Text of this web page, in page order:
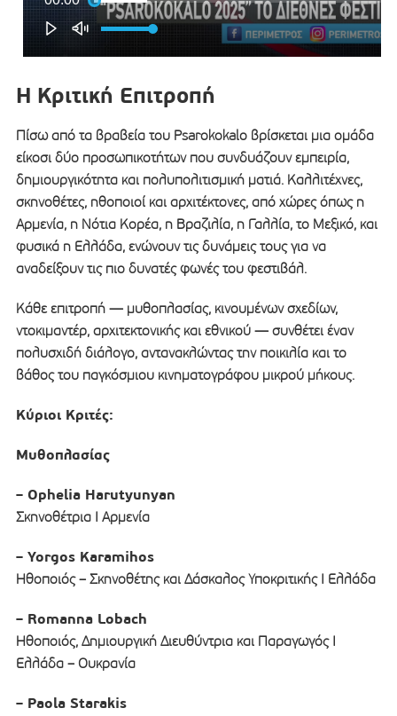
Η Κριτική Επιτροπή
Πίσω από τα βραβεία του Psarokokalo βρίσκεται μια ομάδα
είκοσι δύο προσωπικοτήτων που συνδυάζουν εμπειρία,
δημιουργικότητα και πολυπολιτισμική ματιά. Καλλιτέχνες,
σκηνοθέτες, ηθοποιοί και αρχιτέκτονες, από χώρες όπως η
Αρμενία, η Νότια Κορέα, η Βραζιλία, η Γαλλία, το Μεξικό, και
φυσικά η Ελλάδα, ενώνουν τις δυνάμεις τους για να
αναδείξουν τις πιο δυνατές φωνές του φεστιβάλ.
Κάθε επιτροπή — μυθοπλασίας, κινουμένων σχεδίων,
ντοκιμαντέρ, αρχιτεκτονικής και εθνικού — συνθέτει έναν
πολυσχιδή διάλογο, αντανακλώντας την ποικιλία και το
βάθος του παγκόσμιου κινηματογράφου μικρού μήκους.
Κύριοι Κριτές:
Μυθοπλασίας
– Ophelia Harutyunyan
Σκηνοθέτρια Ι Αρμενία
– Yorgos Karamihos
Ηθοποιός – Σκηνοθέτης και Δάσκαλος Υποκριτικής Ι Ελλάδα
– Romanna Lobach
Ηθοποιός, Δημιουργική Διευθύντρια και Παραγωγός Ι
Ελλάδα – Ουκρανία
– Paola Starakis